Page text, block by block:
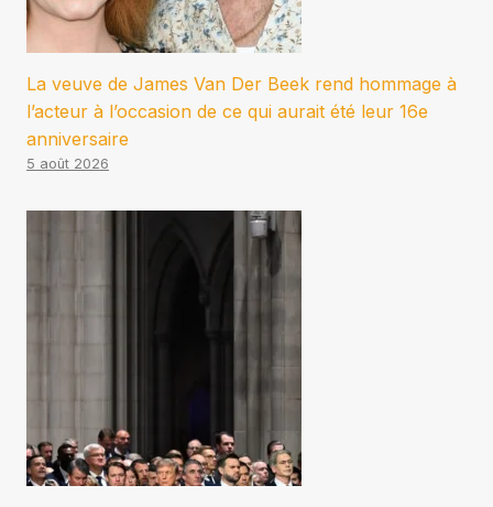
La veuve de James Van Der Beek rend hommage à
l’acteur à l’occasion de ce qui aurait été leur 16e
anniversaire
5 août 2026